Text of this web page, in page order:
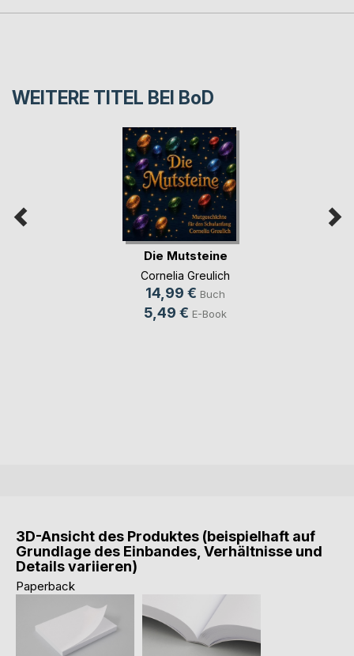
WEITERE TITEL BEI BoD
Die Mutsteine
Cornelia Greulich
14,99 € Buch
5,49 € E-Book
3D-Ansicht des Produktes (beispielhaft auf
Grundlage des Einbandes, Verhältnisse und
Details variieren)
Paperback